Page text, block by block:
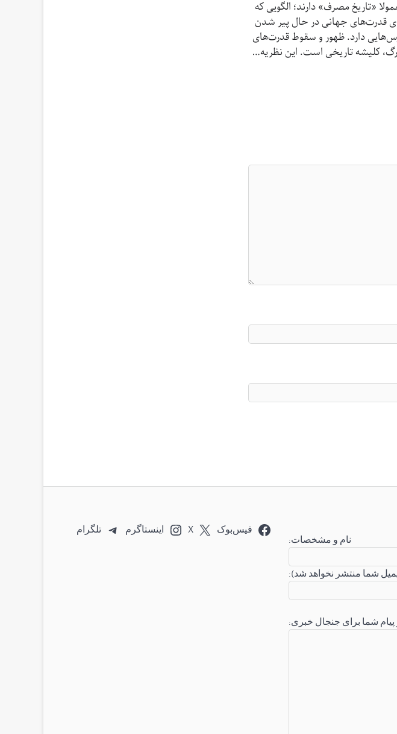
«تاریخ مصرف» دارند؛ الگویی که
قدرت‌های جهانی در حال پیر شدن
دارد. ظهور و سقوط قدرت‌های
کلیشه‌ تاریخی است. این نظریه…
:نام و مشخصات
شما منتشر نخواهد شد)
پیام شما برای جنجال خبری
فیس‌بوک X اینستاگرم تلگرام